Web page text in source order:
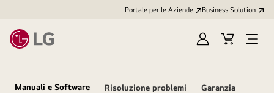
Portale per le Aziende Business Solution
AccediCart
Open
Manuali e Software Risoluzione problemi Garanzia